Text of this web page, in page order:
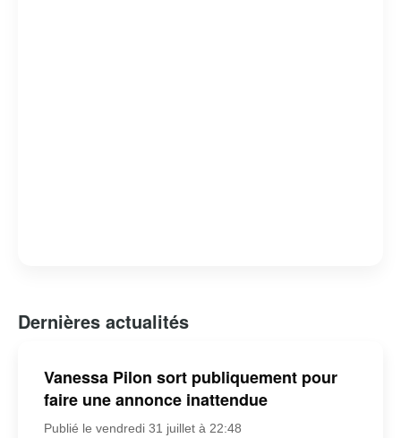
Dernières actualités
Vanessa Pilon sort publiquement pour
faire une annonce inattendue
Publié le vendredi 31 juillet à 22:48